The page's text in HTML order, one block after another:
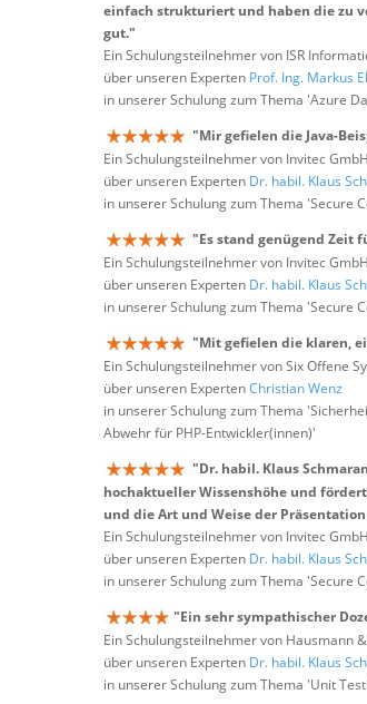
einfach strukturiert und haben die zu
gut."
Ein Schulungsteilnehmer von ISR
über unseren Experten Prof. Ing. Markus
in unserer Schulung zum Thema 'Azure
"Mir gefielen die Java-
Ein Schulungsteilnehmer von Invitec
über unseren Experten Dr. habil. Klaus
in unserer Schulung zum Thema 'Secure
"Es stand genügend Zeit
Ein Schulungsteilnehmer von Invitec
über unseren Experten Dr. habil. Klaus
in unserer Schulung zum Thema 'Secure
"Mit gefielen die klaren,
Ein Schulungsteilnehmer von Six Offene
über unseren ExpertenChristian Wenz
in unserer Schulung zum Thema
Abwehr für PHP-Entwickler(innen)'
"Dr. habil. Klaus
hochaktueller Wissenshöhe und
und die Art und Weise der
Ein Schulungsteilnehmer von Invitec
über unseren Experten Dr. habil. Klaus
in unserer Schulung zum Thema 'Secure
"Ein sehr sympathischer
Ein Schulungsteilnehmer von Hausmann
über unseren Experten Dr. habil. Klaus
in unserer Schulung zum Thema 'Unit